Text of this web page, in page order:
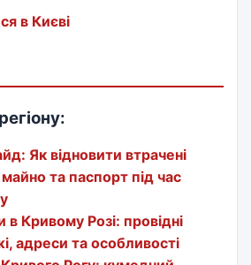
в Києві
Як відновити втрачені
та паспорт під час
Кривому Розі: провідні
адреси та особливості